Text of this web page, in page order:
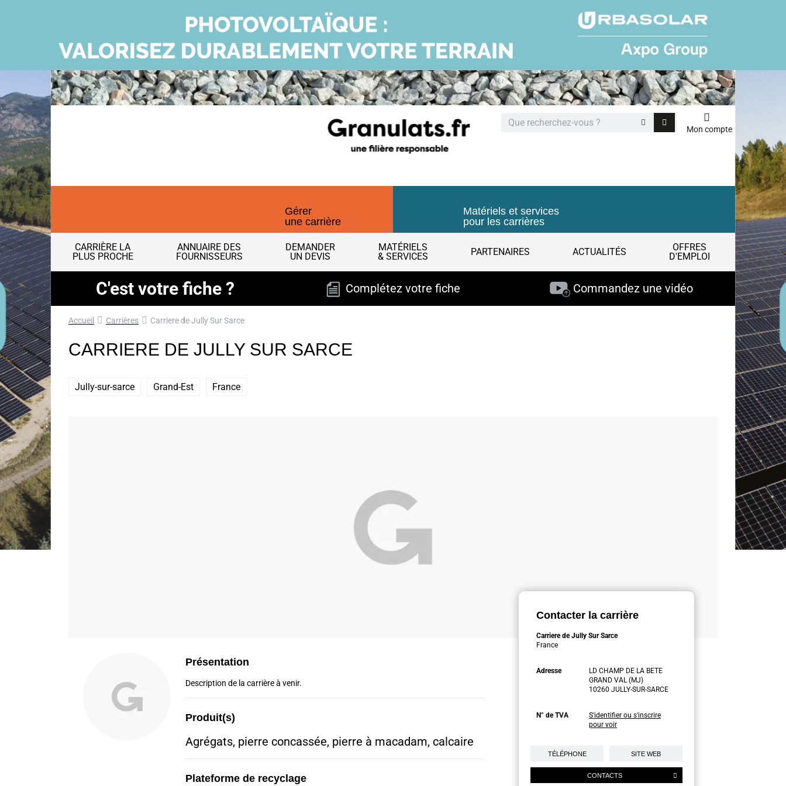
Gérer
une carrière
Matériels et services
pour les carrières
CARRIÈRE LA
PLUS PROCHE
ANNUAIRE DES
FOURNISSEURS
DEMANDER
UN DEVIS
MATÉRIELS
& SERVICES
PARTENAIRES ACTUALITÉS
OFFRES
D'EMPLOI
Mon compte
C'est votre fiche ? Complétez votre fiche Commandez une vidéo
Accueil Carrières Carriere de Jully Sur Sarce
CARRIERE DE JULLY SUR SARCE
Jully-sur-sarce Grand-Est France
Contacter la carrière
Carriere de Jully Sur Sarce
France
Adresse
LD CHAMP DE LA BETE
GRAND VAL (MJ)
10260 JULLY-SUR-SARCE
N° de TVA
S'identifier ou s'inscrire
pour voir
TÉLÉPHONE SITE WEB
CONTACTS
Présentation
Description de la carrière à venir.
Produit(s)
Agrégats, pierre concassée, pierre à macadam, calcaire
Plateforme de recyclage